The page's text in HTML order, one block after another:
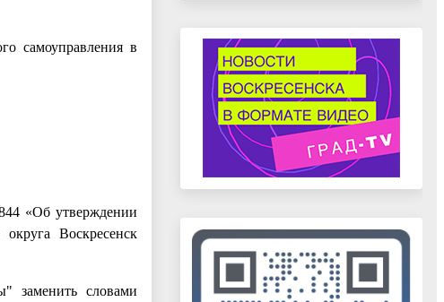
самоуправления в
«Об утверждении
Воскресенск
заменить словами